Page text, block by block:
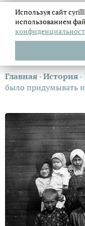
Главная ›История ›
было придумывать
Используя сайт
использованием